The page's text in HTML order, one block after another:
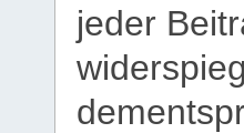
jeder